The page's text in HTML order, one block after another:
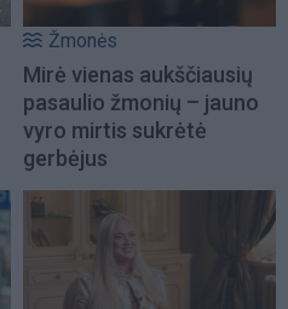
Žmonės
Mirė vienas aukščiausių
pasaulio žmonių – jauno
vyro mirtis sukrėtė
gerbėjus